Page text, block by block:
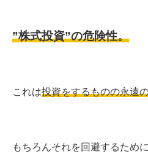
”株式投資”の危険性。
これは投資をするものの永遠
もちろんそれを回避するために